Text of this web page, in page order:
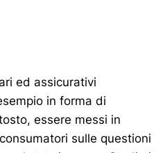
ed assicurativi
in forma di
essere messi in
sulle questioni